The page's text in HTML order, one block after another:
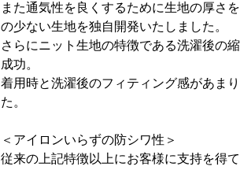
また通気性を良くするために生地の厚さ
の少ない生地を独自開発いたしました。
さらにニット生地の特徴である洗濯後の
成功。
着用時と洗濯後のフィティング感があま
た。
＜アイロンいらずの防シワ性＞
従来の上記特徴以上にお客様に支持を得